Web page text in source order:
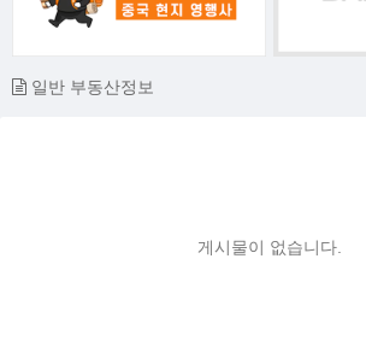
일반 부동산정보
게시물이 없습니다.